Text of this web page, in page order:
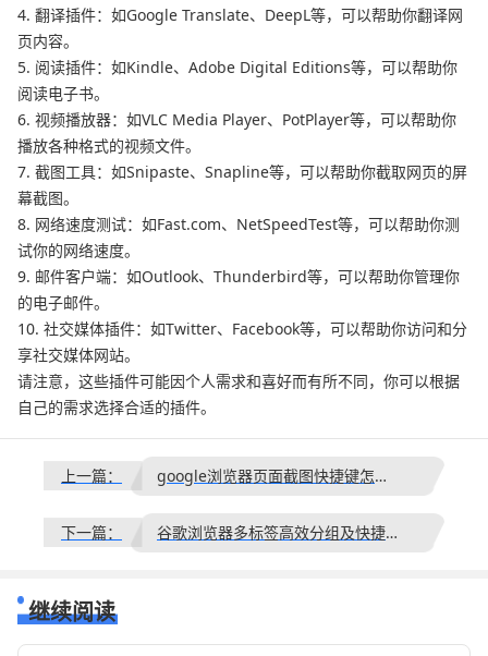
4. 翻译插件：如Google Translate、DeepL等，可以帮助你翻译网
页内容。
5. 阅读插件：如Kindle、Adobe Digital Editions等，可以帮助你
阅读电子书。
6. 视频播放器：如VLC Media Player、PotPlayer等，可以帮助你
播放各种格式的视频文件。
7. 截图工具：如Snipaste、Snapline等，可以帮助你截取网页的屏
幕截图。
8. 网络速度测试：如Fast.com、NetSpeedTest等，可以帮助你测
试你的网络速度。
9. 邮件客户端：如Outlook、Thunderbird等，可以帮助你管理你
的电子邮件。
10. 社交媒体插件：如Twitter、Facebook等，可以帮助你访问和分
享社交媒体网站。
请注意，这些插件可能因个人需求和喜好而有所不同，你可以根据
自己的需求选择合适的插件。
上一篇： google浏览器页面截图快捷键怎么用
下一篇： 谷歌浏览器多标签高效分组及快捷操作方法
继续阅读